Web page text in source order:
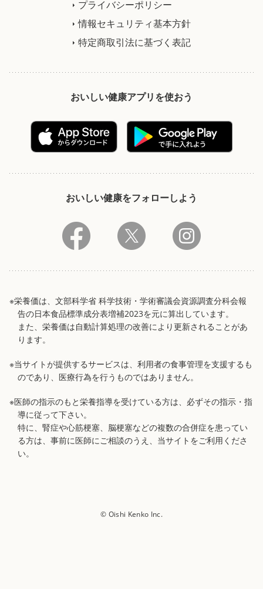
プライバシーポリシー
情報セキュリティ基本方針
特定商取引法に基づく表記
おいしい健康アプリを使おう
おいしい健康をフォローしよう
※栄養価は、文部科学省 科学技術・学術審議会資源調査分科会報
告の日本食品標準成分表増補2023を元に算出しています。
また、栄養価は自動計算処理の改善により更新されることがあ
ります。
※当サイトが提供するサービスは、利用者の食事管理を支援するも
のであり、医療行為を行うものではありません。
※医師の指示のもと栄養指導を受けている方は、必ずその指示・指
導に従って下さい。
特に、腎症や心筋梗塞、脳梗塞などの複数の合併症を患ってい
る方は、事前に医師にご相談のうえ、当サイトをご利用くださ
い。
© Oishi Kenko Inc.